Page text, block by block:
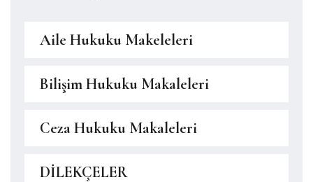
Aile Hukuku Makeleleri
Bilişim Hukuku Makaleleri
Ceza Hukuku Makaleleri
DİLEKÇELER